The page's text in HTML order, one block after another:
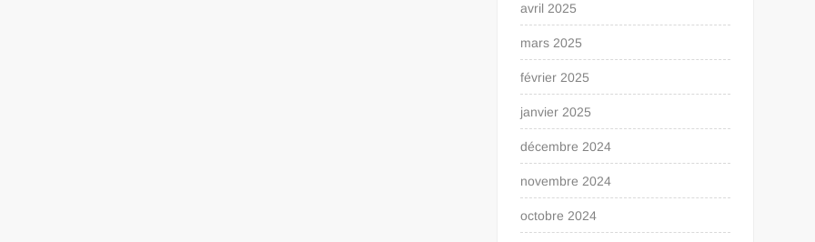
avril 2025
mars 2025
février 2025
janvier 2025
décembre 2024
novembre 2024
octobre 2024